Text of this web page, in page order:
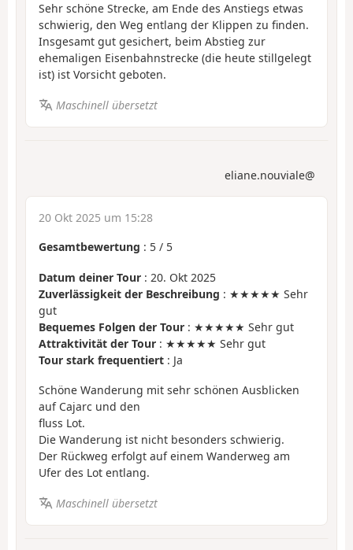
Sehr schöne Strecke, am Ende des Anstiegs etwas
schwierig, den Weg entlang der Klippen zu finden.
Insgesamt gut gesichert, beim Abstieg zur
ehemaligen Eisenbahnstrecke (die heute stillgelegt
ist) ist Vorsicht geboten.
Maschinell übersetzt
eliane.nouviale@
20 Okt 2025 um 15:28
Gesamtbewertung : 5 / 5
Datum deiner Tour : 20. Okt 2025
Zuverlässigkeit der Beschreibung : ★★★★★ Sehr
gut
Bequemes Folgen der Tour : ★★★★★ Sehr gut
Attraktivität der Tour : ★★★★★ Sehr gut
Tour stark frequentiert : Ja
Schöne Wanderung mit sehr schönen Ausblicken
auf Cajarc und den
fluss Lot.
Die Wanderung ist nicht besonders schwierig.
Der Rückweg erfolgt auf einem Wanderweg am
Ufer des Lot entlang.
Maschinell übersetzt